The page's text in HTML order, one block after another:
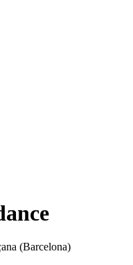
(Barcelona)